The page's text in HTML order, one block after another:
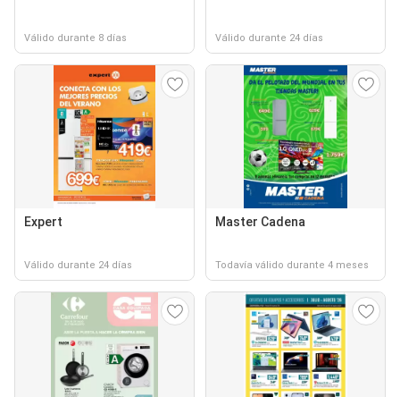
Válido durante 8 días Válido durante 24 días
Expert
Válido durante 24 días
Master Cadena
Todavía válido durante 4 meses